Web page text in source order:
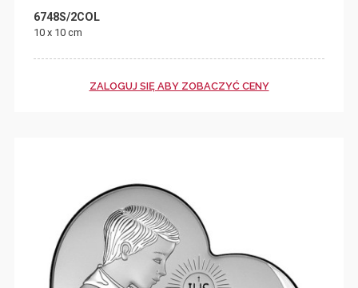
6748S/2COL
10 x 10 cm
ZALOGUJ SIĘ ABY ZOBACZYĆ CENY